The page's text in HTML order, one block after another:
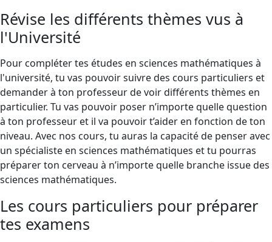
Révise les différents thèmes vus à
l'Université
Pour compléter tes études en sciences mathématiques à
l'université, tu vas pouvoir suivre des cours particuliers et
demander à ton professeur de voir différents thèmes en
particulier. Tu vas pouvoir poser n’importe quelle question
à ton professeur et il va pouvoir t’aider en fonction de ton
niveau. Avec nos cours, tu auras la capacité de penser avec
un spécialiste en sciences mathématiques et tu pourras
préparer ton cerveau à n’importe quelle branche issue des
sciences mathématiques.
Les cours particuliers pour préparer
tes examens